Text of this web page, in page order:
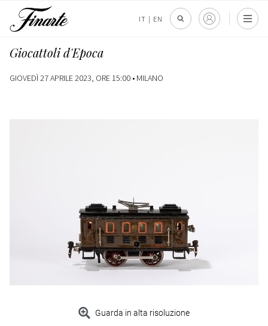
IT | EN
Giocattoli d'Epoca
GIOVEDÌ 27 APRILE 2023, ORE 15:00 • MILANO
Guarda in alta risoluzione